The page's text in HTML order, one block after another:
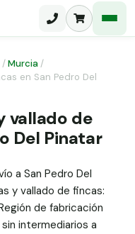
/Murcia /
en San Pedro Del
vallado de
Del Pinatar
a San Pedro Del
y vallado de fincas:
de fabricación
intermediarios a